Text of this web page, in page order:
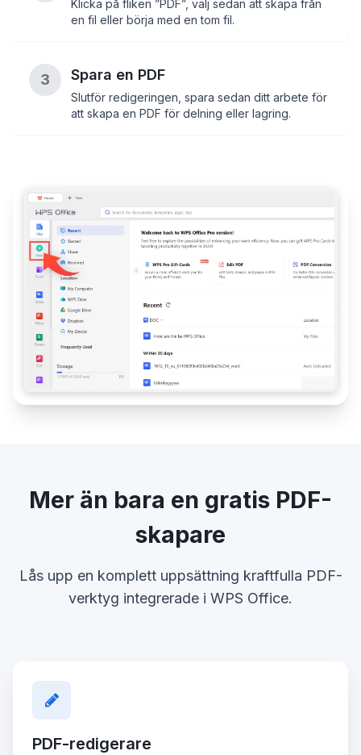
Klicka på fliken ”PDF”, välj sedan att skapa från
en fil eller börja med en tom fil.
3 Spara en PDF
Slutför redigeringen, spara sedan ditt arbete för
att skapa en PDF för delning eller lagring.
Mer än bara en gratis PDF-
skapare
Lås upp en komplett uppsättning kraftfulla PDF-
verktyg integrerade i WPS Office.
PDF-redigerare